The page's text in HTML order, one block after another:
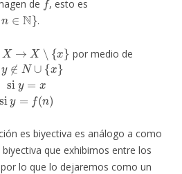
de , esto es
.
→ {x }
por medio de
x f( n+ 1) siy=
es biyectiva es análogo a como
que exhibimos entre los
lo que lo dejaremos como un